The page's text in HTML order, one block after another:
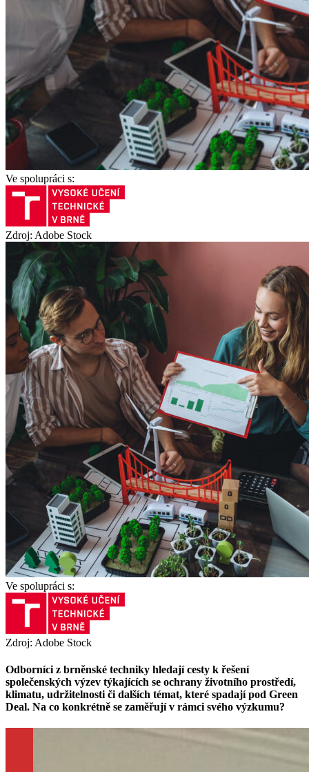
Ve spolupráci s:
Zdroj: Adobe Stock
Ve spolupráci s:
Zdroj: Adobe Stock
Odborníci z brněnské techniky hledají cesty k řešení
společenských výzev týkajících se ochrany životního prostředí,
klimatu, udržitelnosti či dalších témat, které spadají pod Green
Deal. Na co konkrétně se zaměřují v rámci svého výzkumu?